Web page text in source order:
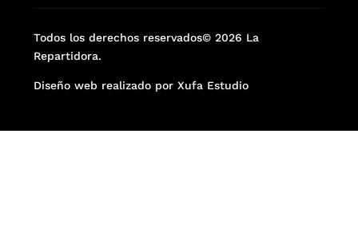
Todos los derechos reservados© 2026 La
Repartidora.
Diseño web realizado por Xufa Estudio